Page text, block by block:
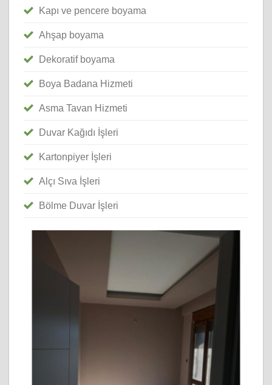
Kapı ve pencere boyama
Ahşap boyama
Dekoratif boyama
Boya Badana Hizmeti
Asma Tavan Hizmeti
Duvar Kağıdı İşleri
Kartonpiyer İşleri
Alçı Sıva İşleri
Bölme Duvar İşleri